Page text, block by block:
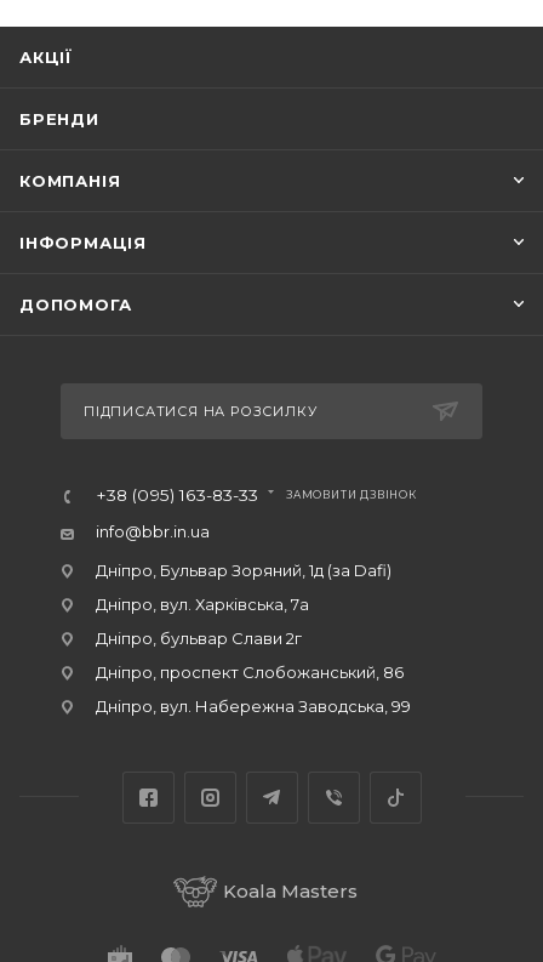
АКЦІЇ
БРЕНДИ
КОМПАНІЯ
ІНФОРМАЦІЯ
ДОПОМОГА
ПІДПИСАТИСЯ НА РОЗСИЛКУ
+38 (095) 163-83-33 ЗАМОВИТИ ДЗВІНОК
info@bbr.in.ua
Дніпро, Бульвар Зоряний, 1д (за Dafi)
Дніпро, вул. Харківська, 7а
Дніпро, бульвар Слави 2г
Дніпро, проспект Слобожанський, 86
Дніпро, вул. Набережна Заводська, 99
Koala Masters